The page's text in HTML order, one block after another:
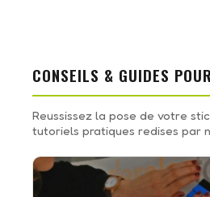
CONSEILS & GUIDES
Reussissez la pose de votre
tutoriels pratiques redises par